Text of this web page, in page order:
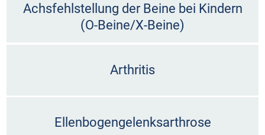
Achsfehlstellung der Beine bei Kindern
(O-Beine/X-Beine)
Arthritis
Ellenbogengelenksarthrose